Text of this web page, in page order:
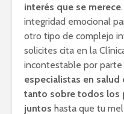
interés que se merece
integridad emocional
otro tipo de complejo
solicites cita en la
incontestable por parte
especialistas en salud
tanto sobre todos los
juntos hasta que tu